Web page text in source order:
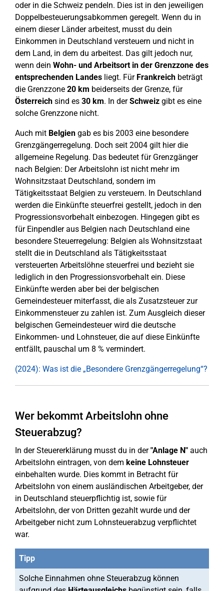
oder in die Schweiz pendeln. Dies ist in den jeweiligen
Doppelbesteuerungsabkommen geregelt. Wenn du in
einem dieser Länder arbeitest, musst du dein
Einkommen in Deutschland versteuern und nicht in
dem Land, in dem du arbeitest. Das gilt jedoch nur,
wenn dein Wohn- und Arbeitsort in der Grenzzone des
entsprechenden Landes liegt. Für Frankreich beträgt
die Grenzzone 20 km beiderseits der Grenze, für
Österreich sind es 30 km. In derSchweiz gibt es eine
solche Grenzzone nicht.
Auch mit Belgien gab es bis 2003 eine besondere
Grenzgängerregelung. Doch seit 2004 gilt hier die
allgemeine Regelung. Das bedeutet für Grenzgänger
nach Belgien: Der Arbeitslohn ist nicht mehr im
Wohnsitzstaat Deutschland, sondern im
Tätigkeitsstaat Belgien zu versteuern. In Deutschland
werden die Einkünfte steuerfrei gestellt, jedoch in den
Progressionsvorbehalt einbezogen. Hingegen gibt es
für Einpendler aus Belgien nach Deutschland eine
besondere Steuerregelung: Belgien als Wohnsitzstaat
stellt die in Deutschland als Tätigkeitsstaat
versteuerten Arbeitslöhne steuerfrei und bezieht sie
lediglich in den Progressionsvorbehalt ein. Diese
Einkünfte werden aber bei der belgischen
Gemeindesteuer miterfasst, die als Zusatzsteuer zur
Einkommensteuer zu zahlen ist. Zum Ausgleich dieser
belgischen Gemeindesteuer wird die deutsche
Einkommen- und Lohnsteuer, die auf diese Einkünfte
entfällt, pauschal um 8 % vermindert.
(2024): Was ist die „Besondere Grenzgängerregelung“?
Wer bekommt Arbeitslohn ohne
Steuerabzug?
In der Steuererklärung musst du in der"Anlage N" auch
Arbeitslohn eintragen, von dem keine Lohnsteuer
einbehalten wurde. Dies kommt in Betracht für
Arbeitslohn von einem ausländischen Arbeitgeber, der
in Deutschland steuerpflichtig ist, sowie für
Arbeitslohn, der von Dritten gezahlt wurde und der
Arbeitgeber nicht zum Lohnsteuerabzug verpflichtet
war.
Tipp
Solche Einnahmen ohne Steuerabzug können